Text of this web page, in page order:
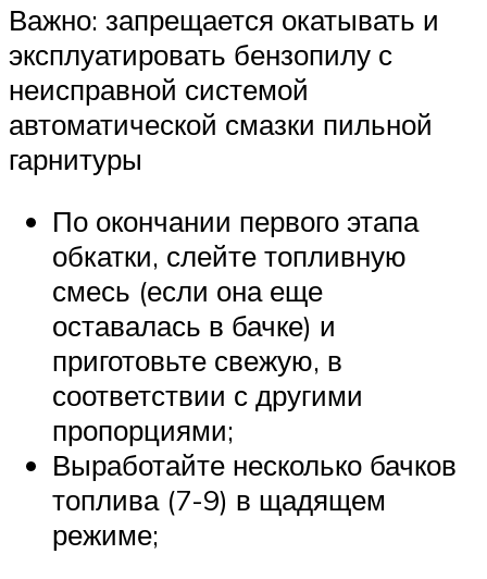
Важно: запрещается окатывать и
эксплуатировать бензопилу с
неисправной системой
автоматической смазки пильной
гарнитуры
По окончании первого этапа
обкатки, слейте топливную
смесь (если она еще
оставалась в бачке) и
приготовьте свежую, в
соответствии с другими
пропорциями;
Выработайте несколько бачков
топлива (7-9) в щадящем
режиме;